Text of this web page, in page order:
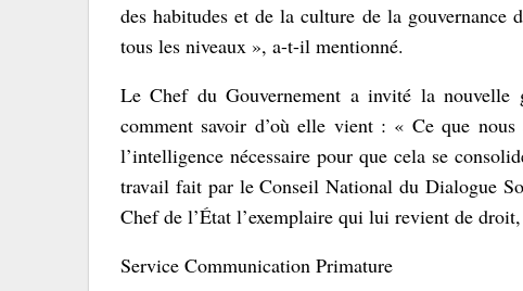
des habitudes et de la culture de la gouvernance
tous les niveaux », a-t-il mentionné.
Le Chef du Gouvernement a invité la nouvelle
comment savoir d’où elle vient : « Ce que
l’intelligence nécessaire pour que cela se
travail fait par le Conseil National du Dialogue
Chef de l’État l’exemplaire qui lui revient de
Service Communication Primature